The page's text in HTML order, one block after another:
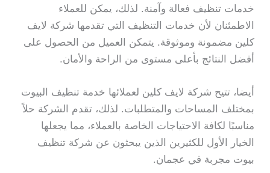
خدمات تنظيف فعالة وآمنة. لذلك، يمكن للعملاء
الاطمئنان لأن خدمات التنظيف التي تقدمها شركة لايف
كلين مضمونة وموثوقة. يتمكن العميل من الحصول على
أفضل النتائج بأعلى مستوى من الراحة والأمان.
أيضا، تتيح شركة لايف كلين لعملائها خدمة تنظيف البيوت
بمختلف المساحات والمتطلبات. لذلك، تقدم الشركة حلاً
مناسبًا لكافة الاحتياجات الخاصة بالعملاء، مما يجعلها
الخيار الأول للكثيرين الذين يبحثون عن شركة تنظيف
بيوت مجربة في عجمان.